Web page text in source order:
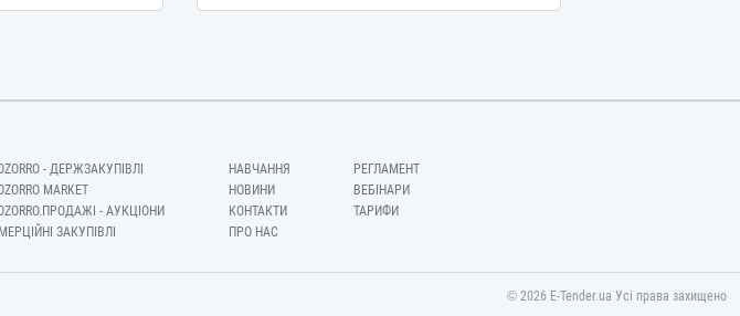
- ДЕРЖЗАКУПІВЛІ
MARKET
- АУКЦІОНИ
ЗАКУПІВЛІ
НАВЧАННЯ
НОВИНИ
КОНТАКТИ
ПРО НАС
РЕГЛАМЕНТ
ВЕБІНАРИ
ТАРИФИ
© 2026 E-Tender.ua Усі права захищено